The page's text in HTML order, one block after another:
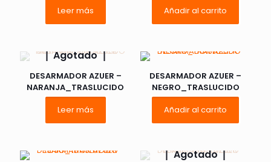
Leer más
Añadir al carrito
Agotado
DESARMADOR AZUER –
NARANJA_TRASLUCIDO
Leer más
DESARMADOR AZUER –
NEGRO_TRASLUCIDO
Añadir al carrito
Agotado